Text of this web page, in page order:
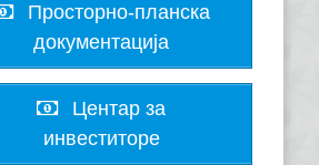
Просторно-планска
документација
Центар за
инвеститоре